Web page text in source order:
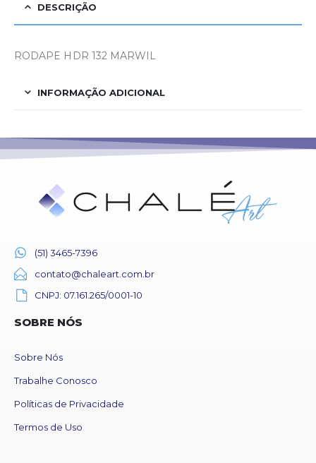
DESCRIÇÃO
RODAPE HDR 132 MARWIL
INFORMAÇÃO ADICIONAL
(51) 3465-7396
contato@chaleart.com.br
CNPJ: 07.161.265/0001-10
SOBRE NÓS
Sobre Nós
Trabalhe Conosco
Políticas de Privacidade
Termos de Uso